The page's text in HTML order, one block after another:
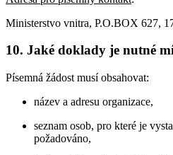
Ministerstvo vnitra, P.O.BOX 627,
10. Jaké doklady je nutné
Písemná žádost musí obsahovat:
název a adresu organizace,
seznam osob, pro které je
požadováno,